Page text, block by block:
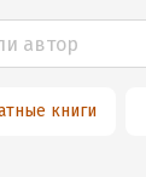
книги